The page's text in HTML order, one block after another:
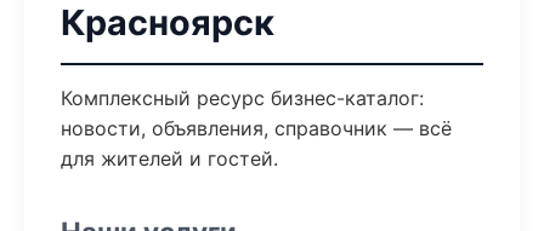
Красноярск
Комплексный ресурс бизнес-каталог:
новости, объявления, справочник — всё
для жителей и гостей.